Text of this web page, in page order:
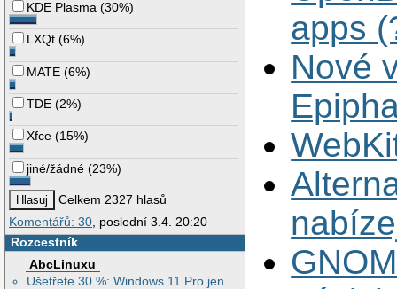
KDE Plasma (30%)
LXQt (6%)
MATE (6%)
TDE (2%)
Xfce (15%)
jiné/žádné (23%)
Celkem 2327 hlasů
Komentářů: 30, poslední 3.4. 20:20
Rozcestník
AbcLinuxu
Ušetřete 30 %: Windows 11 Pro jen
apps
Nové